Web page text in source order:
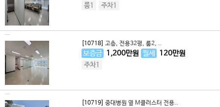
룸1 주차1
[10718] 고층, 전용32평, 룸2, ..
보증금 1,200만원 월세 120만원
주차1
[10719] 중대병원 옆 M클러스터 전용..